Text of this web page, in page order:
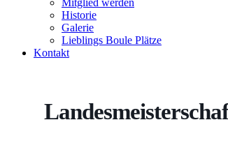
Mitglied werden
Historie
Galerie
Lieblings Boule Plätze
Kontakt